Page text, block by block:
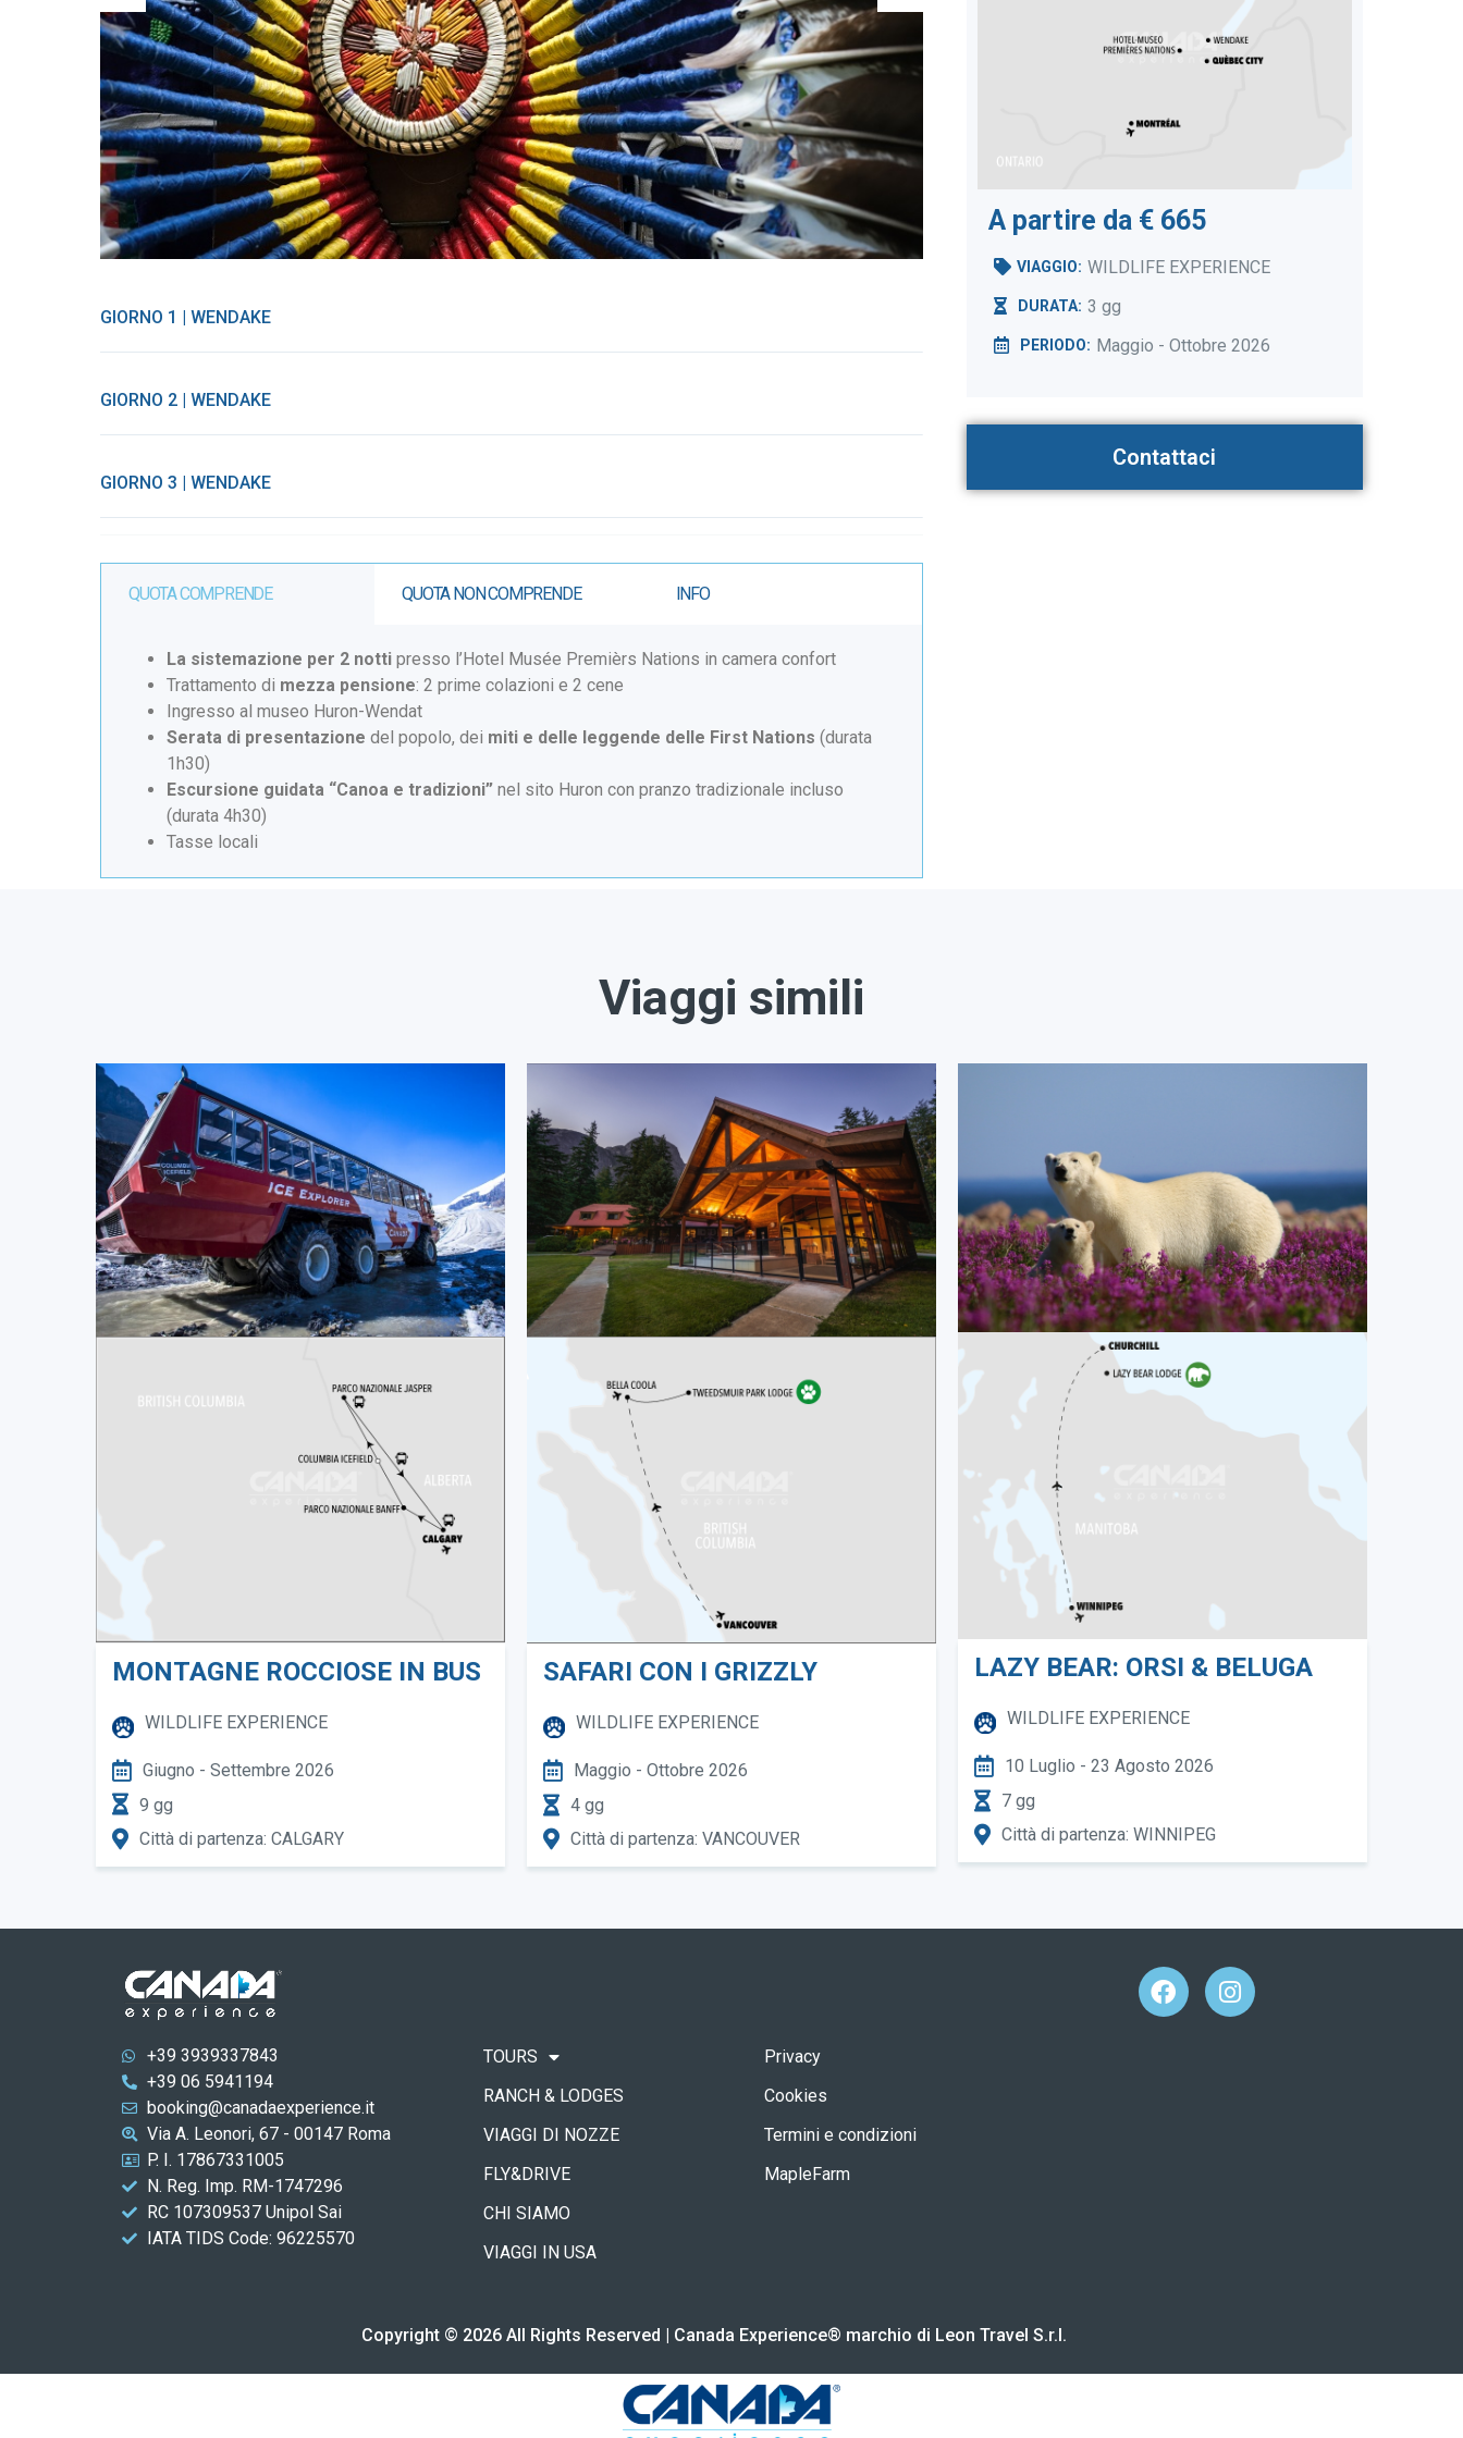
GIORNO 1 | WENDAKE
GIORNO 2 | WENDAKE
GIORNO 3 | WENDAKE
QUOTA COMPRENDE QUOTA NON COMPRENDE INFO
La sistemazione per 2 notti presso l’Hotel Musée Premièrs Nations in camera confort
Trattamento di mezza pensione: 2 prime colazioni e 2 cene
Ingresso al museo Huron-Wendat
Serata di presentazione del popolo, dei miti e delle leggende delle First Nations (durata
1h30)
Escursione guidata “Canoa e tradizioni” nel sito Huron con pranzo tradizionale incluso
(durata 4h30)
Tasse locali
A partire da € 665
VIAGGIO: WILDLIFE EXPERIENCE
DURATA: 3 gg
PERIODO: Maggio - Ottobre 2026
Contattaci
Viaggi simili
MONTAGNE ROCCIOSE IN BUS
WILDLIFE EXPERIENCE
Giugno - Settembre 2026
9 gg
Città di partenza: CALGARY
SAFARI CON I GRIZZLY
WILDLIFE EXPERIENCE
Maggio - Ottobre 2026
4 gg
Città di partenza: VANCOUVER
LAZY BEAR: ORSI & BELUGA
WILDLIFE EXPERIENCE
10 Luglio - 23 Agosto 2026
7 gg
Città di partenza: WINNIPEG
+39 3939337843
+39 06 5941194
booking@canadaexperience.it
Via A. Leonori, 67 - 00147 Roma
P. I. 17867331005
N. Reg. Imp. RM-1747296
RC 107309537 Unipol Sai
IATA TIDS Code: 96225570
TOURS
RANCH & LODGES
VIAGGI DI NOZZE
FLY&DRIVE
CHI SIAMO
VIAGGI IN USA
Privacy
Cookies
Termini e condizioni
MapleFarm
Copyright © 2026 All Rights Reserved | Canada Experience® marchio di Leon Travel S.r.l.